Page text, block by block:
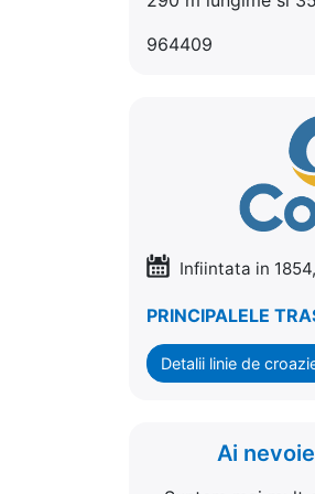
964409
Infiintata in
PRINCIPALELE
Detalii linie de
Ai